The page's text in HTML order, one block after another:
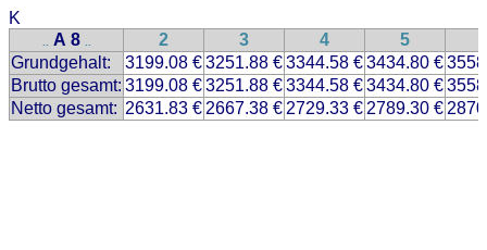
K
.. A 8 .. 2 3 4 5
Grundgehalt:
3199.08 €3251.88 €3344.58 €3434.80 €
Brutto gesamt: 3199.08 €3251.88 €3344.58 €3434.80 €
Netto gesamt: 2631.83 € 2667.38 € 2729.33 € 2789.30 €